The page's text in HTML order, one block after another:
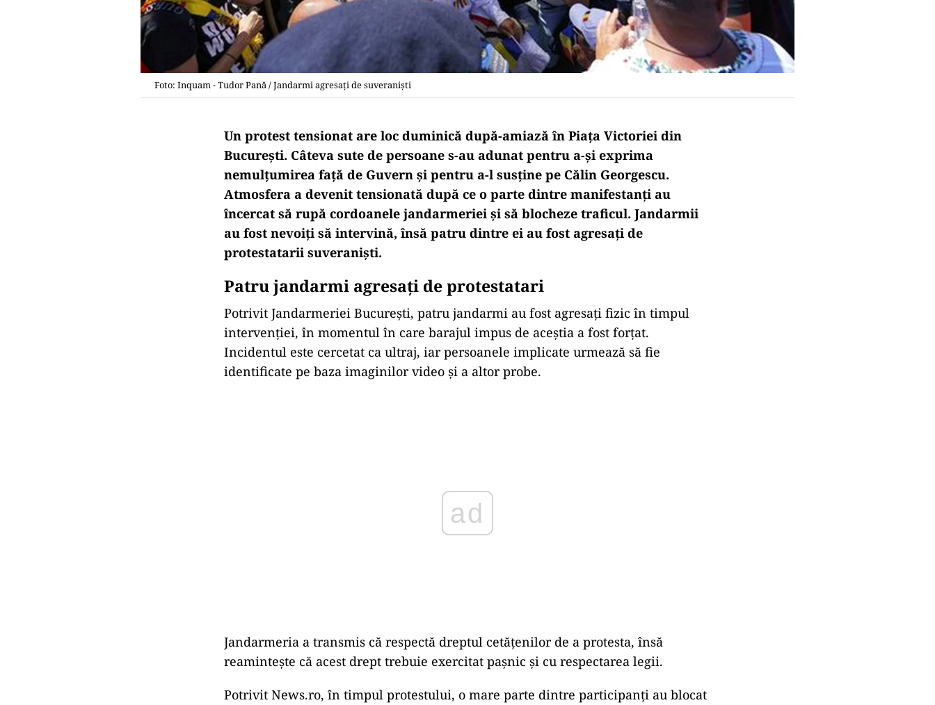
Foto: Inquam - Tudor Pană / Jandarmi agresați de suveraniști
Un protest tensionat are loc duminică după-amiază în Piața Victoriei din
București. Câteva sute de persoane s-au adunat pentru a-și exprima
nemulțumirea față de Guvern și pentru a-l susține pe Călin Georgescu.
Atmosfera a devenit tensionată după ce o parte dintre manifestanți au
încercat să rupă cordoanele jandarmeriei și să blocheze traficul. Jandarmii
au fost nevoiți să intervină, însă patru dintre ei au fost agresați de
protestatarii suveraniști.
Patru jandarmi agresați de protestatari
Potrivit Jandarmeriei București, patru jandarmi au fost agresați fizic în timpul
intervenției, în momentul în care barajul impus de aceștia a fost forțat.
Incidentul este cercetat ca ultraj, iar persoanele implicate urmează să fie
identificate pe baza imaginilor video și a altor probe.
Jandarmeria a transmis că respectă dreptul cetățenilor de a protesta, însă
reamintește că acest drept trebuie exercitat pașnic și cu respectarea legii.
Potrivit News.ro, în timpul protestului, o mare parte dintre participanți au blocat